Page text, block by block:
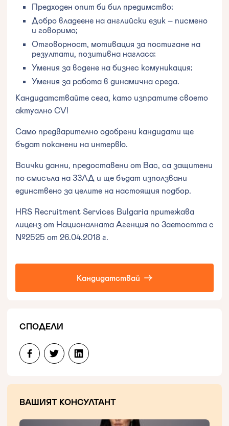
СПОДЕЛИ
ВАШИЯТ КОНСУЛТАНТ
Предходен опит би бил предимство;
Добро владеене на английски език – писмено
и говоримо;
Отговорност, мотивация за постигане на
резултати, позитивна нагласа;
Умения за водене на бизнес комуникация;
Умения за работа в динамична среда.
Кандидатствайте сега, като изпратите своето
актуално CV!
Само предварително одобрени кандидати ще
бъдат поканени на интервю.
Всички данни, предоставени от Вас, са защитени
по смисъла на ЗЗЛД и ще бъдат използвани
единствено за целите на настоящия подбор.
HRS Recruitment Services Bulgaria притежава
лиценз от Националната Агенция по Заетостта с
№2525 от 26.04.2018 г.
Кандидатствай